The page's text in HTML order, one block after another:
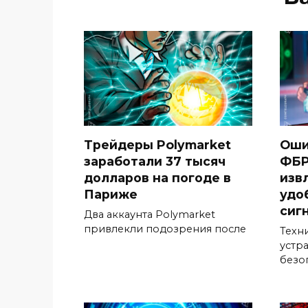
Трейдеры Polymarket
заработали 37 тысяч
долларов на погоде в
Париже
Два аккаунта Polymarket
привлекли подозрения после